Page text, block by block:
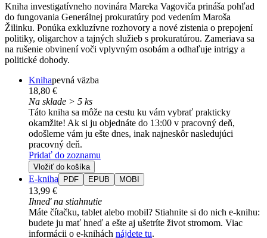
Kniha investigatívneho novinára Mareka Vagoviča prináša pohľad
do fungovania Generálnej prokuratúry pod vedením Maroša
Žilinku. Ponúka exkluzívne rozhovory a nové zistenia o prepojení
politiky, oligarchov a tajných služieb s prokuratúrou. Zameriava sa
na rušenie obvinení voči vplyvným osobám a odhaľuje intrigy a
politické dohody.
Knihapevná väzba
18,80 €
Na sklade > 5 ks
Táto kniha sa môže na cestu ku vám vybrať prakticky
okamžite! Ak si ju objednáte do 13:00 v pracovný deň,
odošleme vám ju ešte dnes, inak najneskôr nasledujúci
pracovný deň.
Pridať do zoznamu
Vložiť do košíka
E-kniha PDF EPUB MOBI
13,99 €
Ihneď na stiahnutie
Máte čítačku, tablet alebo mobil? Stiahnite si do nich e-knihu:
budete ju mať hneď a ešte aj ušetríte život stromom. Viac
informácii o e-knihách nájdete tu.